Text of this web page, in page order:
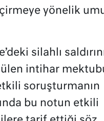
yönelik
silahlı
intihar
soruşturmanın
bu notun etkili